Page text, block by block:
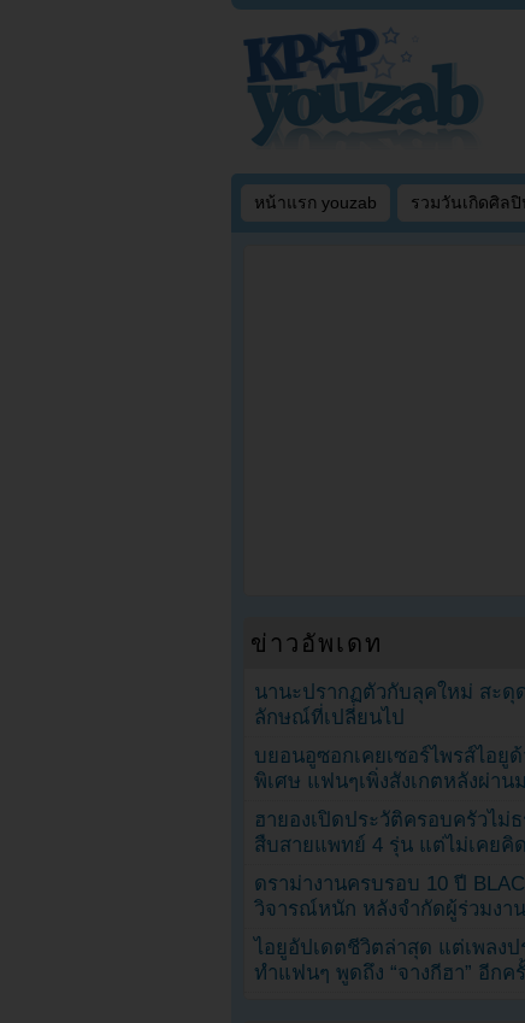
หน้าแรก youzab รวมวันเกิดศิลปิ
ข่าวอัพเดท
นานะปรากฏตัวกับลุคใหม่ สะดุ
ลักษณ์ที่เปลี่ยนไป
บยอนอูซอกเคยเซอร์ไพรส์ไอยู
พิเศษ แฟนๆเพิ่งสังเกตหลังผ่าน
ฮายองเปิดประวัติครอบครัวไม่
สืบสายแพทย์ 4 รุ่น แต่ไม่เคยคิ
ดราม่างานครบรอบ 10 ปี
วิจารณ์หนัก หลังจำกัดผู้ร่วมงา
ไอยูอัปเดตชีวิตล่าสุด แต่เพลง
ทำแฟนๆ พูดถึง “จางกีฮา” อีกค